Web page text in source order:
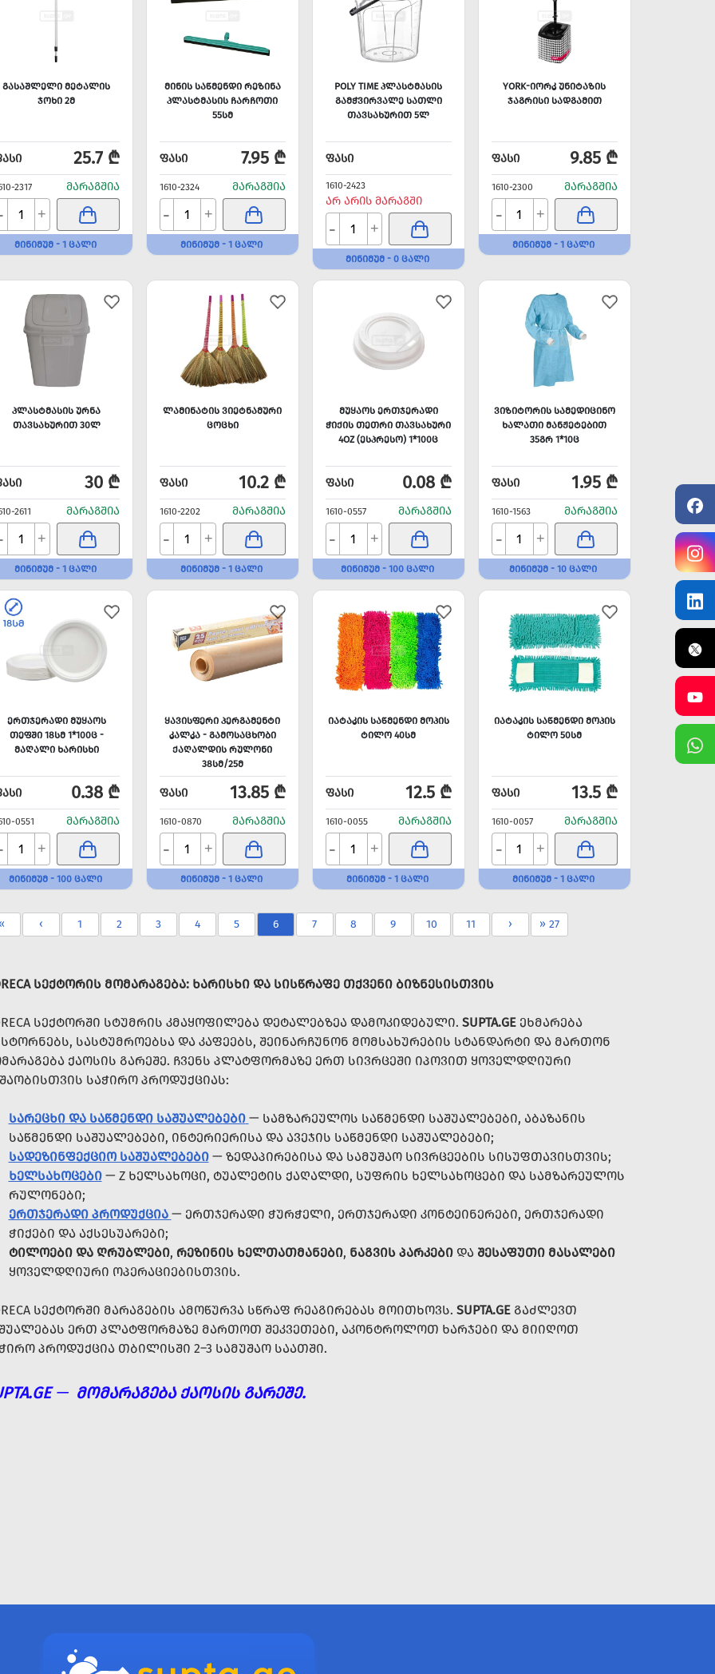
ᲒᲐᲡᲐᲨᲚᲔᲚᲘ ᲛᲔᲢᲐᲚᲘᲡ
ᲯᲝᲮᲘ 2Მ
25.7 ₾
2317 ᲛᲐᲠᲐᲒᲨᲘᲐ
+
ᲛᲘᲜᲘᲛᲣᲛ - 1 ᲪᲐᲚᲘ
ᲛᲘᲜᲘᲡ ᲡᲐᲬᲛᲔᲜᲓᲘ ᲠᲔᲖᲘᲜᲐ
ᲞᲚᲐᲡᲢᲛᲐᲡᲘᲡ ᲩᲐᲠᲩᲝᲗᲘ
55ᲡᲛ
ᲤᲐᲡᲘ 7.95 ₾
1610-2324 ᲛᲐᲠᲐᲒᲨᲘᲐ
- +
ᲛᲘᲜᲘᲛᲣᲛ - 1 ᲪᲐᲚᲘ
POLY TIME ᲞᲚᲐᲡᲢᲛᲐᲡᲘᲡ
ᲒᲐᲛᲭᲕᲘᲠᲕᲐᲚᲔ ᲡᲐᲗᲚᲘ
ᲗᲐᲕᲡᲐᲮᲣᲠᲘᲗ 5Ლ
ᲤᲐᲡᲘ
1610-2423
ᲐᲠ ᲐᲠᲘᲡ ᲛᲐᲠᲐᲒᲨᲘ
- +
ᲛᲘᲜᲘᲛᲣᲛ - 0 ᲪᲐᲚᲘ
YORK-ᲘᲝᲠᲙ ᲣᲜᲘᲢᲐᲖᲘᲡ
ᲯᲐᲒᲠᲘᲡᲘ ᲡᲐᲓᲒᲐᲛᲘᲗ
ᲤᲐᲡᲘ 9.85 ₾
1610-2300 ᲛᲐᲠᲐᲒᲨᲘᲐ
- +
ᲛᲘᲜᲘᲛᲣᲛ - 1 ᲪᲐᲚᲘ
ᲞᲚᲐᲡᲢᲛᲐᲡᲘᲡ ᲣᲠᲜᲐ
ᲗᲐᲕᲡᲐᲮᲣᲠᲘᲗ 30Ლ
30 ₾
2611 ᲛᲐᲠᲐᲒᲨᲘᲐ
+
ᲛᲘᲜᲘᲛᲣᲛ - 1 ᲪᲐᲚᲘ
ᲚᲐᲛᲘᲜᲐᲢᲘᲡ ᲕᲘᲔᲢᲜᲐᲛᲣᲠᲘ
ᲪᲝᲪᲮᲘ
ᲤᲐᲡᲘ 10.2 ₾
1610-2202 ᲛᲐᲠᲐᲒᲨᲘᲐ
- +
ᲛᲘᲜᲘᲛᲣᲛ - 1 ᲪᲐᲚᲘ
ᲛᲣᲧᲐᲝᲡ ᲔᲠᲗᲯᲔᲠᲐᲓᲘ
ᲭᲘᲥᲘᲡ ᲗᲔᲗᲠᲘ ᲗᲐᲕᲡᲐᲮᲣᲠᲘ
4OZ (ᲔᲡᲞᲠᲔᲡᲝ) 1*100Ც
ᲤᲐᲡᲘ 0.08 ₾
1610-0557 ᲛᲐᲠᲐᲒᲨᲘᲐ
- +
ᲛᲘᲜᲘᲛᲣᲛ - 100 ᲪᲐᲚᲘ
ᲕᲘᲖᲘᲢᲝᲠᲘᲡ ᲡᲐᲛᲔᲓᲘᲪᲘᲜᲝ
ᲮᲐᲚᲐᲗᲘ ᲛᲐᲜᲟᲔᲢᲔᲑᲘᲗ
35ᲒᲠ 1*10Ც
ᲤᲐᲡᲘ 1.95 ₾
1610-1563 ᲛᲐᲠᲐᲒᲨᲘᲐ
- +
ᲛᲘᲜᲘᲛᲣᲛ - 10 ᲪᲐᲚᲘ
ᲔᲠᲗᲯᲔᲠᲐᲓᲘ ᲛᲣᲧᲐᲝᲡ
ᲗᲔᲤᲨᲘ 18ᲡᲛ 1*100Ც -
ᲛᲐᲦᲐᲚᲘ ᲮᲐᲠᲘᲡᲮᲘ
0.38 ₾
0551 ᲛᲐᲠᲐᲒᲨᲘᲐ
+
ᲛᲘᲜᲘᲛᲣᲛ - 100 ᲪᲐᲚᲘ
ᲧᲐᲕᲘᲡᲤᲔᲠᲘ ᲞᲔᲠᲒᲐᲛᲔᲜᲢᲘ
ᲙᲐᲚᲙᲐ - ᲒᲐᲛᲝᲡᲐᲪᲮᲝᲑᲘ
ᲥᲐᲦᲐᲚᲓᲘᲡ ᲠᲣᲚᲝᲜᲘ
38ᲡᲛ/25Მ
ᲤᲐᲡᲘ 13.85 ₾
1610-0870 ᲛᲐᲠᲐᲒᲨᲘᲐ
- +
ᲛᲘᲜᲘᲛᲣᲛ - 1 ᲪᲐᲚᲘ
ᲘᲐᲢᲐᲙᲘᲡ ᲡᲐᲬᲛᲔᲜᲓᲘ ᲛᲝᲞᲘᲡ
ᲢᲘᲚᲝ 40ᲡᲛ
ᲤᲐᲡᲘ 12.5 ₾
1610-0055 ᲛᲐᲠᲐᲒᲨᲘᲐ
- +
ᲛᲘᲜᲘᲛᲣᲛ - 1 ᲪᲐᲚᲘ
ᲘᲐᲢᲐᲙᲘᲡ ᲡᲐᲬᲛᲔᲜᲓᲘ ᲛᲝᲞᲘᲡ
ᲢᲘᲚᲝ 50ᲡᲛ
ᲤᲐᲡᲘ 13.5 ₾
1610-0057 ᲛᲐᲠᲐᲒᲨᲘᲐ
- +
ᲛᲘᲜᲘᲛᲣᲛ - 1 ᲪᲐᲚᲘ
‹ 1 2 3 4 5 6 7 8 9 10 11 › » 27
ᲡᲔᲥᲢᲝᲠᲘᲡ ᲛᲝᲛᲐᲠᲐᲒᲔᲑᲐ: ᲮᲐᲠᲘᲡᲮᲘ ᲓᲐ ᲡᲘᲡᲬᲠᲐᲤᲔ ᲗᲥᲕᲔᲜᲘ ᲑᲘᲖᲜᲔᲡᲘᲡᲗᲕᲘᲡ
ᲡᲔᲥᲢᲝᲠᲨᲘ ᲡᲢᲣᲛᲠᲘᲡ ᲙᲛᲐᲧᲝᲤᲘᲚᲔᲑᲐ ᲓᲔᲢᲐᲚᲔᲑᲖᲔᲐ ᲓᲐᲛᲝᲙᲘᲓᲔᲑᲣᲚᲘ. SUPTA.GEᲔᲮᲛᲐᲠᲔᲑᲐ
ᲡᲐᲡᲢᲣᲛᲠᲝᲔᲑᲡᲐ ᲓᲐ ᲙᲐᲤᲔᲔᲑᲡ, ᲨᲔᲘᲜᲐᲠᲩᲣᲜᲝᲜ ᲛᲝᲛᲡᲐᲮᲣᲠᲔᲑᲘᲡ ᲡᲢᲐᲜᲓᲐᲠᲢᲘ ᲓᲐ ᲛᲐᲠᲗᲝᲜ
ᲥᲐᲝᲡᲘᲡ ᲒᲐᲠᲔᲨᲔ. ᲩᲕᲔᲜᲡ ᲞᲚᲐᲢᲤᲝᲠᲛᲐᲖᲔ ᲔᲠᲗ ᲡᲘᲕᲠᲪᲔᲨᲘ ᲘᲞᲝᲕᲘᲗ ᲧᲝᲕᲔᲚᲓᲦᲘᲣᲠᲘ
ᲡᲐᲭᲘᲠᲝ ᲞᲠᲝᲓᲣᲥᲪᲘᲐᲡ:
ᲡᲐᲠᲔᲪᲮᲘ ᲓᲐ ᲡᲐᲬᲛᲔᲜᲓᲘ ᲡᲐᲨᲣᲐᲚᲔᲑᲔᲑᲘ — ᲡᲐᲛᲖᲐᲠᲔᲣᲚᲝᲡ ᲡᲐᲬᲛᲔᲜᲓᲘ ᲡᲐᲨᲣᲐᲚᲔᲑᲔᲑᲘ, ᲐᲑᲐᲖᲐᲜᲘᲡ
ᲡᲐᲬᲛᲔᲜᲓᲘ ᲡᲐᲨᲣᲐᲚᲔᲑᲔᲑᲘ, ᲘᲜᲢᲔᲠᲘᲔᲠᲘᲡᲐ ᲓᲐ ᲐᲕᲔᲯᲘᲡ ᲡᲐᲬᲛᲔᲜᲓᲘ ᲡᲐᲨᲣᲐᲚᲔᲑᲔᲑᲘ;
ᲡᲐᲓᲔᲖᲘᲜᲤᲔᲥᲪᲘᲝ ᲡᲐᲨᲣᲐᲚᲔᲑᲔᲑᲘ — ᲖᲔᲓᲐᲞᲘᲠᲔᲑᲘᲡᲐ ᲓᲐ ᲡᲐᲛᲣᲨᲐᲝ ᲡᲘᲕᲠᲪᲔᲔᲑᲘᲡ ᲡᲘᲡᲣᲤᲗᲐᲕᲘᲡᲗᲕᲘᲡ;
ᲮᲔᲚᲡᲐᲮᲝᲪᲔᲑᲘ— Z ᲮᲔᲚᲡᲐᲮᲝᲪᲘ, ᲢᲣᲐᲚᲔᲢᲘᲡ ᲥᲐᲦᲐᲚᲓᲘ, ᲡᲣᲤᲠᲘᲡ ᲮᲔᲚᲡᲐᲮᲝᲪᲔᲑᲘ ᲓᲐ ᲡᲐᲛᲖᲐᲠᲔᲣᲚᲝᲡ
ᲠᲣᲚᲝᲜᲔᲑᲘ;
ᲔᲠᲗᲯᲔᲠᲐᲓᲘ ᲞᲠᲝᲓᲣᲥᲪᲘᲐ — ᲔᲠᲗᲯᲔᲠᲐᲓᲘ ᲭᲣᲠᲭᲔᲚᲘ, ᲔᲠᲗᲯᲔᲠᲐᲓᲘ ᲙᲝᲜᲢᲔᲘᲜᲔᲠᲔᲑᲘ, ᲔᲠᲗᲯᲔᲠᲐᲓᲘ
ᲭᲘᲥᲔᲑᲘ ᲓᲐ ᲐᲥᲡᲔᲡᲣᲐᲠᲔᲑᲘ;
ᲢᲘᲚᲝᲔᲑᲘ ᲓᲐ ᲦᲠᲣᲑᲚᲔᲑᲘ, ᲠᲔᲖᲘᲜᲘᲡ ᲮᲔᲚᲗᲐᲗᲛᲐᲜᲔᲑᲘ, ᲜᲐᲒᲕᲘᲡ ᲞᲐᲠᲙᲔᲑᲘᲓᲐ ᲨᲔᲡᲐᲤᲣᲗᲘ ᲛᲐᲡᲐᲚᲔᲑᲘ
ᲧᲝᲕᲔᲚᲓᲦᲘᲣᲠᲘ ᲝᲞᲔᲠᲐᲪᲘᲔᲑᲘᲡᲗᲕᲘᲡ.
ᲡᲔᲥᲢᲝᲠᲨᲘ ᲛᲐᲠᲐᲒᲔᲑᲘᲡ ᲐᲛᲝᲬᲣᲠᲕᲐ ᲡᲬᲠᲐᲤ ᲠᲔᲐᲒᲘᲠᲔᲑᲐᲡ ᲛᲝᲘᲗᲮᲝᲕᲡ. SUPTA.GE ᲒᲐᲫᲚᲔᲕᲗ
ᲔᲠᲗ ᲞᲚᲐᲢᲤᲝᲠᲛᲐᲖᲔ ᲛᲐᲠᲗᲝᲗ ᲨᲔᲙᲕᲔᲗᲔᲑᲘ, ᲐᲙᲝᲜᲢᲠᲝᲚᲝᲗ ᲮᲐᲠᲯᲔᲑᲘ ᲓᲐ ᲛᲘᲘᲦᲝᲗ
ᲞᲠᲝᲓᲣᲥᲪᲘᲐ ᲗᲑᲘᲚᲘᲡᲨᲘ 2–3 ᲡᲐᲛᲣᲨᲐᲝ ᲡᲐᲐᲗᲨᲘ.
— ᲛᲝᲛᲐᲠᲐᲒᲔᲑᲐ ᲥᲐᲝᲡᲘᲡ ᲒᲐᲠᲔᲨᲔ.